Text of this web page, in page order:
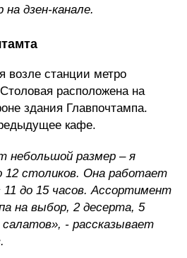
дзен-канале.
возле станции метро
расположена на
здания Главпочтампа.
кафе.
небольшой размер – я
12 столиков. Она работает
11 до 15 часов. Ассортимент
на выбор, 2 десерта, 5
- рассказывает